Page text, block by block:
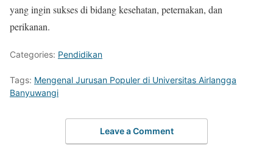
yang ingin sukses di bidang kesehatan, peternakan, dan
perikanan.
Categories: Pendidikan
Tags: Mengenal Jurusan Populer di Universitas Airlangga
Banyuwangi
Leave a Comment